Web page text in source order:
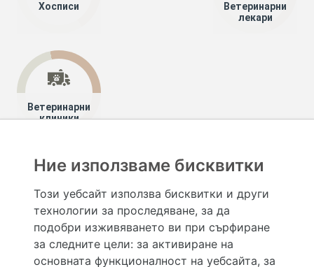
Хосписи
Ветеринарни
лекари
Ветеринарни
клиники
Специалисти
Hapche.bg НЕ е медицински, зравен или сроден специалист и НЕ дава медицински
консултации и здравни съвети. Hapche.bg НЕ се явява медицинска услуга и НЕ
осигурява диагноза и лечение. Hapche.bg НЕ препоръчва медицински и други здравни и
сродни специалисти и заведения. Hapche.bg НЕ търгува с лекарствени продукти и
хранителни добавки. Информацията, публикувана в Hapche.bg, е предназначена да служи
само и единствено за справочни цели. Същата се предоставя без всякаква гаранция за
Ние използваме бисквитки
Този уебсайт използва бисквитки и други
технологии за проследяване, за да
подобри изживяването ви при сърфиране
за следните цели: за активиране на
основната функционалност на уебсайта, за